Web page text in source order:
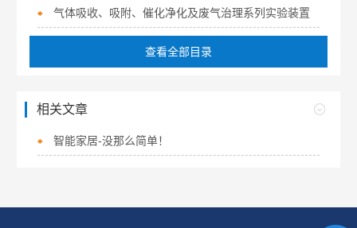
气体吸收、吸附、催化净化及废气治理系列实验装置
查看全部目录
相关文章
智能家居-没那么简单！